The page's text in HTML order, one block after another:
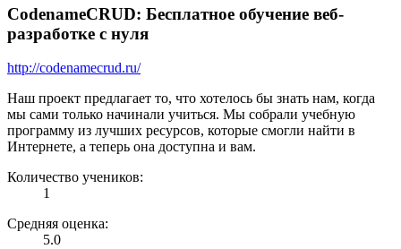
CodenameCRUD: Бесплатное обучение веб-
разработке с нуля
http://codenamecrud.ru/
Наш проект предлагает то, что хотелось бы знать нам, когда
мы сами только начинали учиться. Мы собрали учебную
программу из лучших ресурсов, которые смогли найти в
Интернете, а теперь она доступна и вам.
Количество учеников:
1
Средняя оценка:
5.0